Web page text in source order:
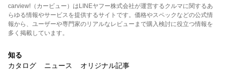
carview!（カービュー）はLINEヤフー株式会社が運営するクルマに関するあ
らゆる情報やサービスを提供するサイトです。価格やスペックなどの公式情
報から、ユーザーや専門家のリアルなレビューまで購入検討に役立つ情報を
多く掲載しています。
知る
カタログ
ニュース オリジナル記事